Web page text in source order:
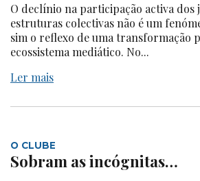
O declínio na participação activa dos
estruturas colectivas não é um
sim o reflexo de uma transformação
ecossistema mediático. No...
Ler mais
O CLUBE
Sobram as incógnitas…